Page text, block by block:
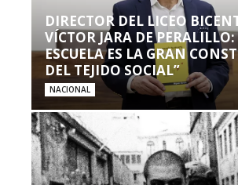
DIRECTOR DEL LICEO
VÍCTOR JARA DE PERALILLO:
ESCUELA ES LA GRAN
DEL TEJIDO SOCIAL”
NACIONAL